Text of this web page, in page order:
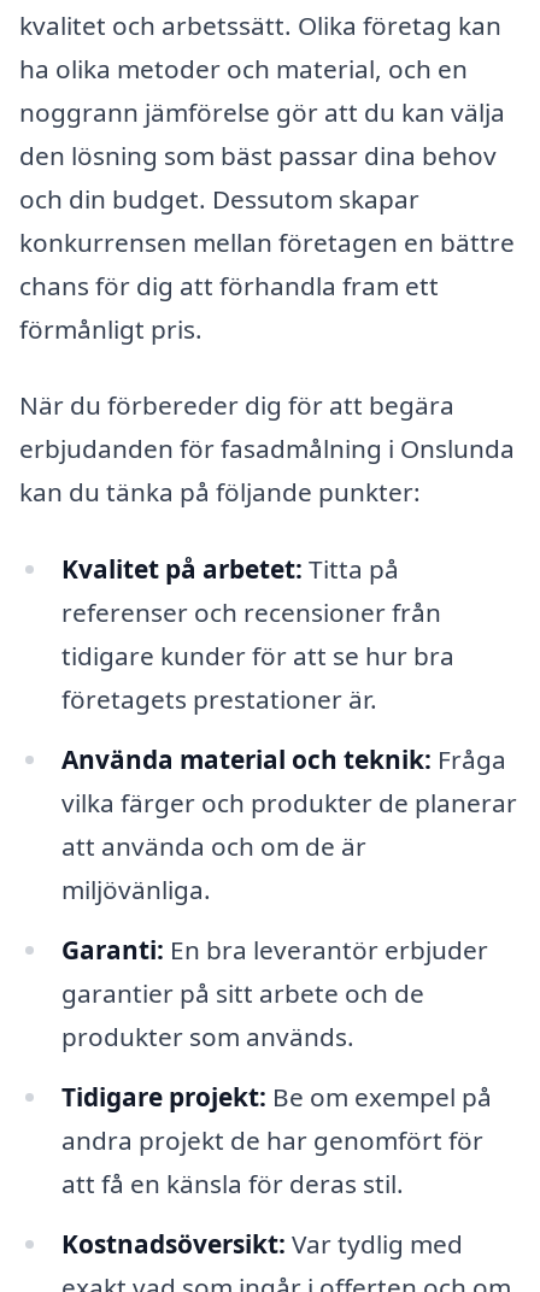
kvalitet och arbetssätt. Olika företag kan
ha olika metoder och material, och en
noggrann jämförelse gör att du kan välja
den lösning som bäst passar dina behov
och din budget. Dessutom skapar
konkurrensen mellan företagen en bättre
chans för dig att förhandla fram ett
förmånligt pris.
När du förbereder dig för att begära
erbjudanden för fasadmålning i Onslunda
kan du tänka på följande punkter:
Kvalitet på arbetet: Titta på
referenser och recensioner från
tidigare kunder för att se hur bra
företagets prestationer är.
Använda material och teknik: Fråga
vilka färger och produkter de planerar
att använda och om de är
miljövänliga.
Garanti: En bra leverantör erbjuder
garantier på sitt arbete och de
produkter som används.
Tidigare projekt: Be om exempel på
andra projekt de har genomfört för
att få en känsla för deras stil.
Kostnadsöversikt: Var tydlig med